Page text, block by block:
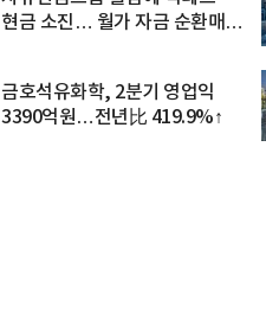
현금 소진… 월가 자금 순환매
금호석유화학, 2분기 영업익
3390억원…전년比 419.9%↑